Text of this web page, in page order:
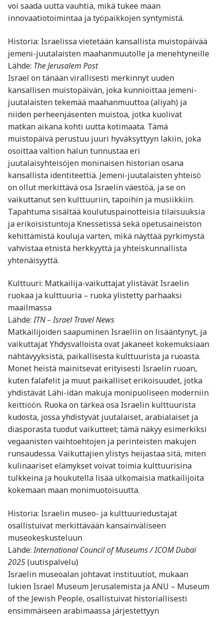
voi saada uutta vauhtia, mikä tukee maan
innovaatiotoimintaa ja työpaikkojen syntymistä.
Historia: Israelissa vietetään kansallista muistopäivää
jemeni-juutalaisten maahanmuutolle ja menehtyneille
Lähde: The Jerusalem Post
Israel on tänään virallisesti merkinnyt uuden
kansallisen muistopäivän, joka kunnioittaa jemeni-
juutalaisten tekemää maahanmuuttoa (aliyah) ja
niiden perheenjäsenten muistoa, jotka kuolivat
matkan aikana kohti uutta kotimaata. Tämä
muistopäivä perustuu juuri hyväksyttyyn lakiin, joka
osoittaa valtion halun tunnustaa eri
juutalaisyhteisöjen moninaisen historian osana
kansallista identiteettiä. Jemeni-juutalaisten yhteisö
on ollut merkittävä osa Israelin väestöä, ja se on
vaikuttanut sen kulttuuriin, tapoihin ja musiikkiin.
Tapahtuma sisältää koulutuspainotteisia tilaisuuksia
ja erikoisistuntoja Knessetissä sekä opetusaineiston
kehittämistä kouluja varten, mikä näyttää pyrkimystä
vahvistaa etnistä herkkyyttä ja yhteiskunnallista
yhtenäisyyttä.
Kulttuuri: Matkailija-vaikuttajat ylistävät Israelin
ruokaa ja kulttuuria – ruoka ylistetty parhaaksi
maailmassa
Lähde:ITN – Israel Travel News
Matkailijoiden saapuminen Israeliin on lisääntynyt, ja
vaikuttajat Yhdysvalloista ovat jakaneet kokemuksiaan
nähtävyyksistä, paikallisesta kulttuurista ja ruoasta.
Monet heistä mainitsevat erityisesti Israelin ruoan,
kuten falafelit ja muut paikalliset erikoisuudet, jotka
yhdistävät Lähi-idän makuja monipuoliseen moderniin
keittiöön. Ruoka on tärkeä osa Israelin kulttuurista
kudosta, jossa yhdistyvät juutalaiset, arabialaiset ja
diasporasta tuodut vaikutteet; tämä näkyy esimerkiksi
vegaanisten vaihtoehtojen ja perinteisten makujen
runsaudessa. Vaikuttajien ylistys heijastaa sitä, miten
kulinaariset elämykset voivat toimia kulttuurisina
tulkkeina ja houkutella lisää ulkomaisia matkailijoita
kokemaan maan monimuotoisuutta.
Historia: Israelin museo- ja kulttuuriedustajat
osallistuivat merkittävään kansainväliseen
museokeskusteluun
Lähde:International Council of Museums / ICOM Dubai
2025(uutispalvelu)
Israelin museoalan johtavat instituutiot, mukaan
lukien Israel Museum Jerusalemista ja ANU – Museum
of the Jewish People, osallistuivat historiallisesti
ensimmäiseen arabimaassa järjestettyyn